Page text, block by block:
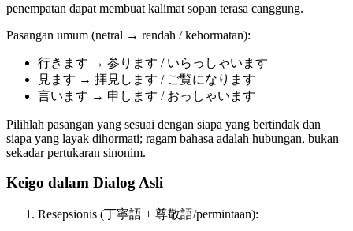
penempatan dapat membuat kalimat sopan terasa canggung.
Pasangan umum (netral → rendah / kehormatan):
行きます → 参ります / いらっしゃいます
見ます → 拝見します / ご覧になります
言います → 申します / おっしゃいます
Pilihlah pasangan yang sesuai dengan siapa yang bertindak dan
siapa yang layak dihormati; ragam bahasa adalah hubungan, bukan
sekadar pertukaran sinonim.
Keigo dalam Dialog Asli
Resepsionis (丁寧語 + 尊敬語/permintaan):